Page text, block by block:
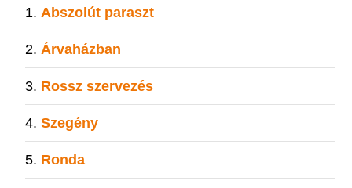
Abszolút paraszt
Árvaházban
Rossz szervezés
Szegény
Ronda